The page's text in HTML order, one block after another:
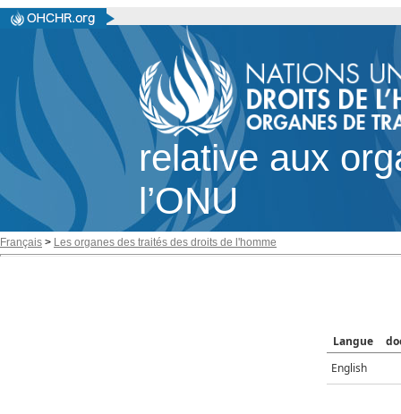
relative aux
l’ONU
Français > Les organes des traités des droits de l'homme
Langue
English